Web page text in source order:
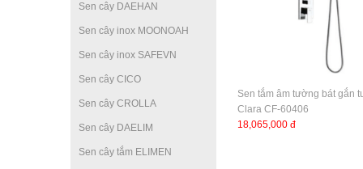
Sen cây DAEHAN
Sen cây inox MOONOAH
Sen cây inox SAFEVN
Sen cây CICO
Sen cây CROLLA
Sen cây DAELIM
Sen cây tắm ELIMEN
Sen tắm âm tường bát gắn
Clara CF-60406
18,065,000 đ